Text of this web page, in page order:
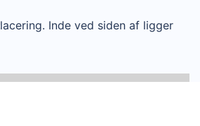
Inde ved siden af ligger